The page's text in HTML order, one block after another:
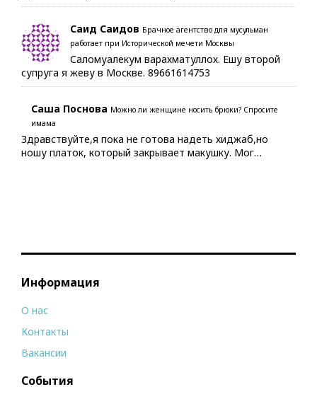
Саид Саидов Брачное агентство для мусульман
работает при Исторической мечети Москвы
Саломуалекум варахматуллох. Ешу второй
супруга я жеву в Москве. 89661614753
Саша Поснова Можно ли женщине носить брюки? Спросите
имама
Здравствуйте,я пока не готова надеть хиджаб,но
ношу платок, который закрывает макушку. Мог…
Информация
О нас
Контакты
Вакансии
События